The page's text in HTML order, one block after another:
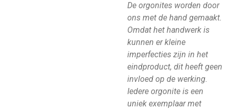
De orgonites worden door
ons met de hand gemaakt.
Omdat het handwerk is
kunnen er kleine
imperfecties zijn in het
eindproduct, dit heeft geen
invloed op de werking.
Iedere orgonite is een
uniek exemplaar met